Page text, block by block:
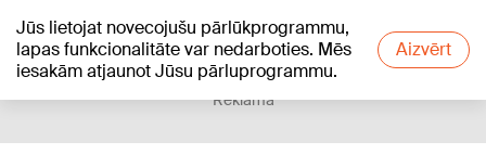
Jūs lietojat novecojušu pārlūkprogrammu,
lapas funkcionalitāte var nedarboties. Mēs
iesakām atjaunot Jūsu pārluprogrammu.
Aizvērt
+25°C
Reklāma